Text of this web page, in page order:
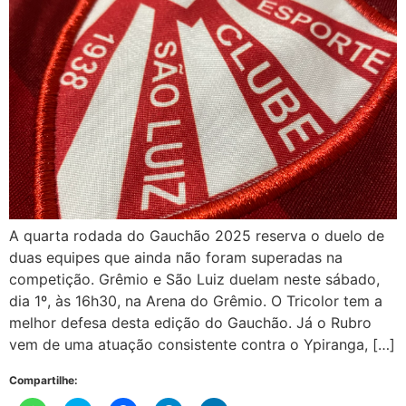
A quarta rodada do Gauchão 2025 reserva o duelo de
duas equipes que ainda não foram superadas na
competição. Grêmio e São Luiz duelam neste sábado,
dia 1º, às 16h30, na Arena do Grêmio. O Tricolor tem a
melhor defesa desta edição do Gauchão. Já o Rubro
vem de uma atuação consistente contra o Ypiranga, […]
Compartilhe: